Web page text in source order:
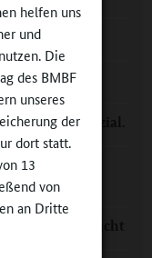
helfen uns
und
Die
des BMBF
unseres
der
dort statt.
13
von
an Dritte
Digital. Sozial.
der Schulaufsicht